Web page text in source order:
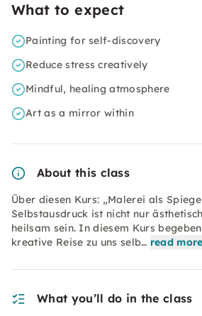
What to expect
Painting for self-discovery
Reduce stress creatively
Mindful, healing atmosphere
Art as a mirror within
About this class
Über diesen Kurs: „Malerei als
Selbstausdruck ist nicht nur
heilsam sein. In diesem Kurs
kreative Reise zu uns selb… read more
What you’ll do in the class